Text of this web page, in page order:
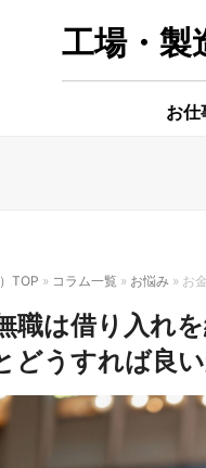
工場・製
お仕
TOP » コラム一覧 » お悩み » お
職は借り入れ
どうすれば良